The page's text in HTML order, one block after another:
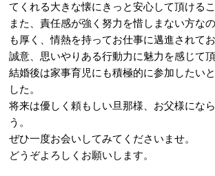
てくれる大きな懐にきっと安心して頂けるこ
また、責任感が強く努力を惜しまない方な
も厚く、情熱を持ってお仕事に邁進されてお
誠意、思いやりある行動力に魅力を感じて
結婚後は家事育児にも積極的に参加したい
した。
将来は優しく頼もしい旦那様、お父様にな
う。
ぜひ一度お会いしてみてくださいませ。
どうぞよろしくお願いします。